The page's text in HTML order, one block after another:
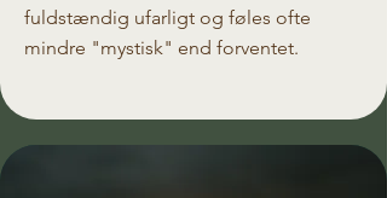
fuldstændig ufarligt og føles ofte
mindre "mystisk" end forventet.